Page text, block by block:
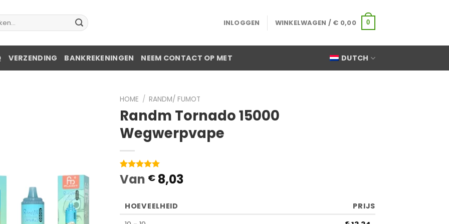
INLOGGEN WINKELWAGEN / € 0,00 0
VERZENDING BANKREKENINGEN NEEM CONTACT OP MET DUTCH
HOME / RANDM/ FUMOT
Randm Tornado 15000
Wegwerpvape
Waardering
5.00op 5
1
klantbeoordeling
Van € 8,03
HOEVEELHEID
PRIJS